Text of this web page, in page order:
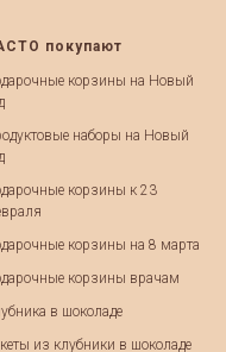
покупают
корзины на Новый
наборы на Новый
корзины к 23
корзины на 8 марта
корзины врачам
в шоколаде
из клубники в шоколаде